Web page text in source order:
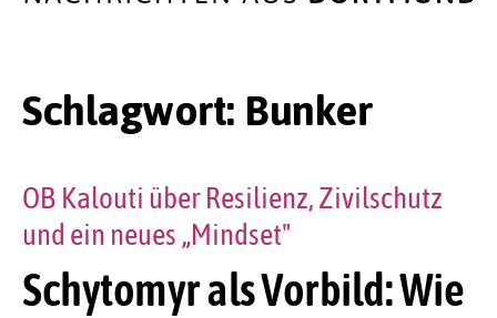
Schlagwort: Bunker
Schytomyr als Vorbild: Wie
OB Kalouti über Resilienz, Zivilschutz
und ein neues „Mindset"